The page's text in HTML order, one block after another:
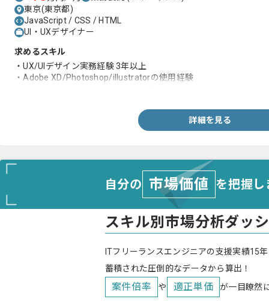
東京(東京都)
JavaScript / CSS / HTML
UI・UXデザイナー
求めるスキル
・UX/UIデザイン実務経験 3年以上
・Adobe XD/Photoshop/illustratorの使用経験
詳細を見る
自分の 市場価値 を把握
スキル別市場分析ダッ
ITフリーランスエンジニアの支援実績15
蓄積された圧倒的なデータから算出！
案件倍率 や 適正単価 が一目瞭然